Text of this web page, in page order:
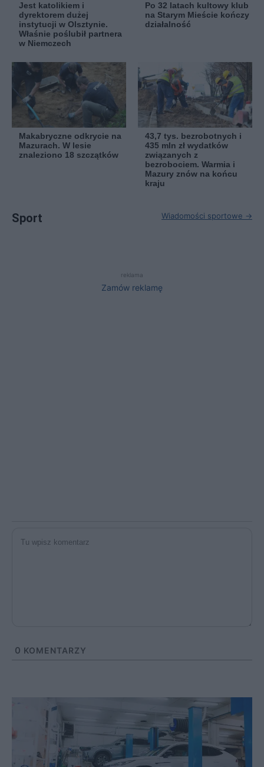
Jest katolikiem i
dyrektorem dużej
instytucji w Olsztynie.
Właśnie poślubił partnera
w Niemczech
Po 32 latach kultowy klub
na Starym Mieście kończy
działalność
Makabryczne odkrycie na
Mazurach. W lesie
znaleziono 18 szczątków
43,7 tys. bezrobotnych i
435 mln zł wydatków
związanych z
bezrobociem. Warmia i
Mazury znów na końcu
kraju
Sport Wiadomości sportowe →
reklama
Zamów reklamę
0 KOMENTARZY